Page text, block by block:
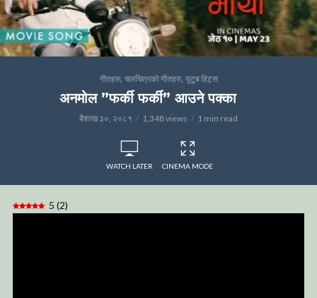
गीतहरु, चलचित्रको गीतहरु, यूटूब हिट्स
अनमोल ”फर्की फर्की” आउने पक्का
बैशाख ३०, २०८१ 1,348 views 1 min read
WATCH LATER CINEMA MODE
5 (2)